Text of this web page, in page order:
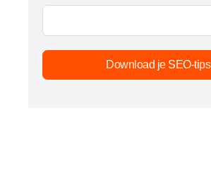
Download je SEO-tips